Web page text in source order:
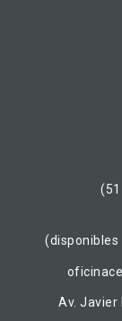
(disponibles
Av. Javier